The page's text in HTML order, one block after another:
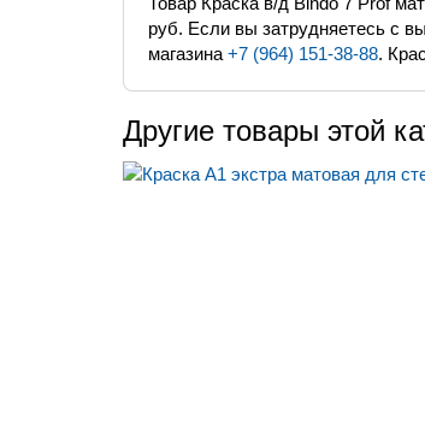
руб. Если вы затрудняетесь с
магазина +7 (964) 151-38-88.
Другие товары этой